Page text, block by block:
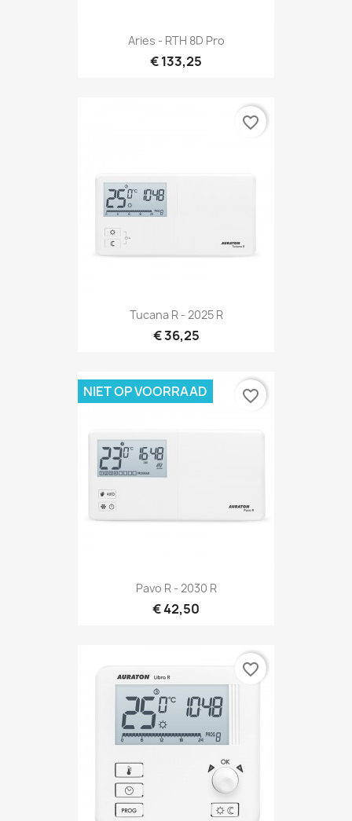
Aries - RTH 8D Pro
€ 133,25
Tucana R - 2025 R
€ 36,25
favorite_border
Pavo R - 2030 R
€ 42,50
NIET OP VOORRAAD favorite_border
favorite_border